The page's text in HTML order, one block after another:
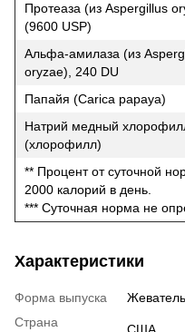
Протеаза (из Aspergillus
(9600 USP)
Альфа-амилаза (из
oryzae), 240 DU
Папайя (Carica papaya)
Натрий медный
(хлорофилл)
** Процент от суточной
2000 калорий в день.
*** Суточная норма не
Характеристики
Форма выпуска
Страна